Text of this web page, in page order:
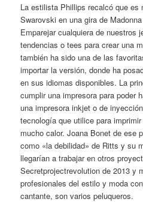
La estilista Phillips recalcó que es
Swarovski en una gira de
Emparejar cualquiera de nuestros
tendencias o tees para crear una
también ha sido una de las
importar la versión, donde ha
en sus idiomas disponibles. La
cumplir una impresora para poder
una impresora inkjet o de
tecnología que utilice para
mucho calor. Joana Bonet de ese
como «la debilidad» de Ritts y su
llegarían a trabajar en otros
Secretprojectrevolution de 2013 y
profesionales del estilo y moda
cantante, son varios peluqueros.